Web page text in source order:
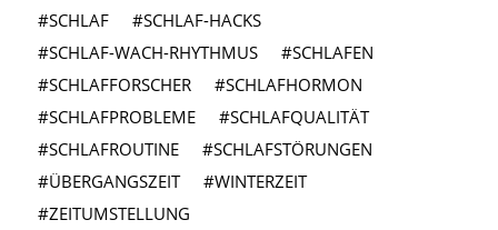
SCHLAF
SCHLAF-HACKS
SCHLAF-WACH-RHYTHMUS
SCHLAFEN
SCHLAFFORSCHER
SCHLAFHORMON
SCHLAFPROBLEME
SCHLAFQUALITÄT
SCHLAFROUTINE
SCHLAFSTÖRUNGEN
ÜBERGANGSZEIT
WINTERZEIT
ZEITUMSTELLUNG